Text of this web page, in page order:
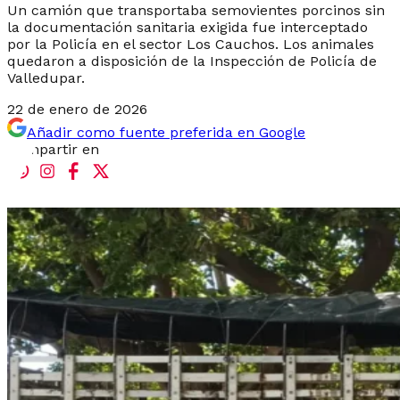
Un camión que transportaba semovientes porcinos sin
la documentación sanitaria exigida fue interceptado
por la Policía en el sector Los Cauchos. Los animales
quedaron a disposición de la Inspección de Policía de
Valledupar.
22 de enero de 2026
Añadir como fuente preferida en Google
Compartir en